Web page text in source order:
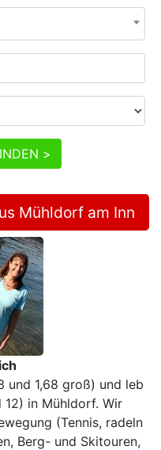
JETZT HIER FINDEN >
Mühldorf am Inn
und 1,68 groß) und leb
12) in Mühldorf. Wir
(Tennis, radeln
Berg- und Skitouren,